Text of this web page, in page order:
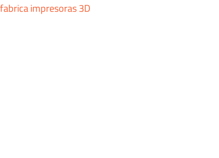
fabrica impresoras 3D